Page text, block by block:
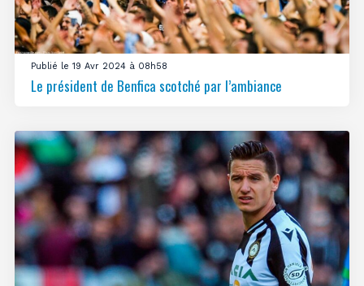
Publié le 19 Avr 2024 à 08h58
Le président de Benfica scotché par l’ambiance